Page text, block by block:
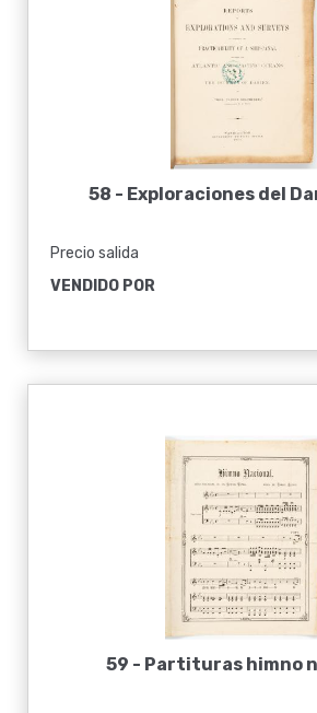
58 - Exploraciones del
Precio salida
VENDIDO POR
59 - Partituras himno